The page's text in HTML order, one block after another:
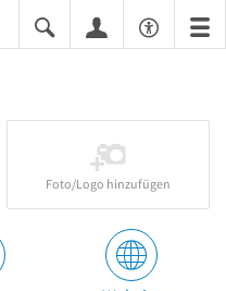
Foto/Logo hinzufügen